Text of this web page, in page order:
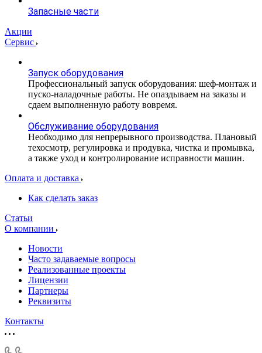
Запасные части
Акции
Сервис
Запуск оборудования
Профессиональный запуск оборудования: шеф-монтаж и
пуско-наладочные работы. Не опаздываем на заказы и
сдаем выполненную работу вовремя.
Обслуживание оборудования
Необходимо для непрерывного производства. Плановый
техосмотр, регулировка и продувка, чистка и промывка,
а также уход и контролирование исправности машин.
Оплата и доставка
Как сделать заказ
Статьи
О компании
Новости
Часто задаваемые вопросы
Реализованные проекты
Лицензии
Партнеры
Реквизиты
Контакты